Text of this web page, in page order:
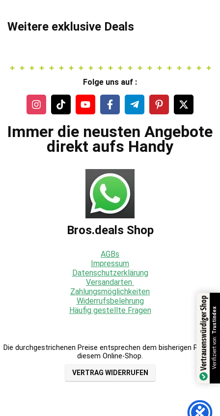
Weitere exklusive Deals
Folge uns auf :
Immer die neusten Angebote
direkt aufs Handy
Bros.deals Shop
AGBs
Impressum
Datenschutzerklärung
Versandarten
Zahlungsmöglichkeiten
Widerrufsbelehrung
Häufig gestellte Fragen
Die durchgestrichenen Preise entsprechen dem bisherigen Preis in
diesem Online-Shop.
VERTRAG WIDERRUFEN
Vertrauenswürdiger ShopVerifiziert von:
Trustindex